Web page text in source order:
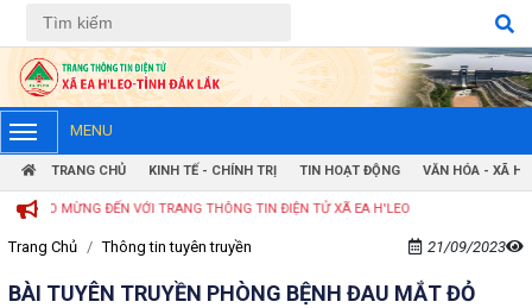
Tiếng Việt Tiếng Anh
MENU
TRANG CHỦ KINH TẾ - CHÍNH TRỊ TIN HOẠT ĐỘNG VĂN HÓA - XÃ
THÔNG TIN ĐIỆN TỬ XÃ EA H'LEO
Trang Chủ Thông tin tuyên truyền 21/09/2023
BÀI TUYÊN TRUYỀN PHÒNG BỆNH ĐAU MẮT ĐỎ